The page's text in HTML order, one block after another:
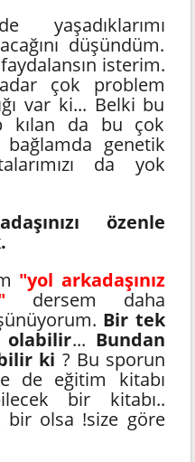
düşündüm.
isterim.
çok problem
var ki... Belki bu
kılan da bu çok
genetik
da yok
özenle
"yol arkadaşınız
dersem daha
Bir tek
olabilir... Bundan
ki ? Bu sporun
eğitim kitabı
bir kitabı..
bir olsa !size göre